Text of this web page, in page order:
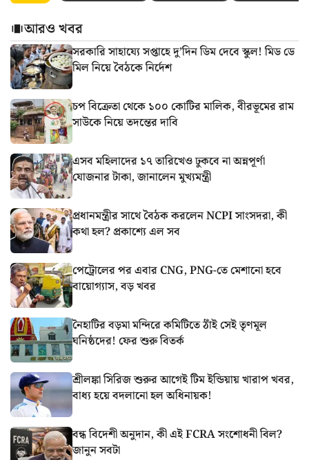
আরও খবর
সরকারি সাহায্যে সপ্তাহে দু’দিন ডিম দেবে স্কুল! মিড ডে
মিল নিয়ে বৈঠকে নির্দেশ
চপ বিক্রেতা থেকে ১০০ কোটির মালিক, বীরভূমের রাম
সাউকে নিয়ে তদন্তের দাবি
এসব মহিলাদের ১৭ তারিখেও ঢুকবে না অন্নপূর্ণা
যোজনার টাকা, জানালেন মুখ্যমন্ত্রী
প্রধানমন্ত্রীর সাথে বৈঠক করলেন NCPI সাংসদরা, কী
কথা হল? প্রকাশ্যে এল সব
পেট্রোলের পর এবার CNG, PNG-তে মেশানো হবে
বায়োগ্যাস, বড় খবর
নৈহাটির বড়মা মন্দিরে কমিটিতে ঠাঁই সেই তৃণমূল
ঘনিষ্ঠদের! ফের শুরু বিতর্ক
শ্রীলঙ্কা সিরিজ শুরুর আগেই টিম ইন্ডিয়ায় খারাপ খবর,
বাধ্য হয়ে বদলানো হল অধিনায়ক!
বন্ধ বিদেশী অনুদান, কী এই FCRA সংশোধনী বিল?
জানুন সবটা